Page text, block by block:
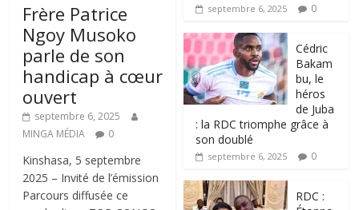
Frère Patrice
Ngoy Musoko
parle de son
handicap à cœur
ouvert
septembre 6, 2025
MINGA MÉDIA
0
Kinshasa, 5 septembre
2025 – Invité de l’émission
Parcours diffusée ce
septembre 6, 2025 0
‎Cédric
Bakam
bu, le
héros
de Juba
: la RDC triomphe grâce à
son doublé
septembre 6, 2025 0
RDC :